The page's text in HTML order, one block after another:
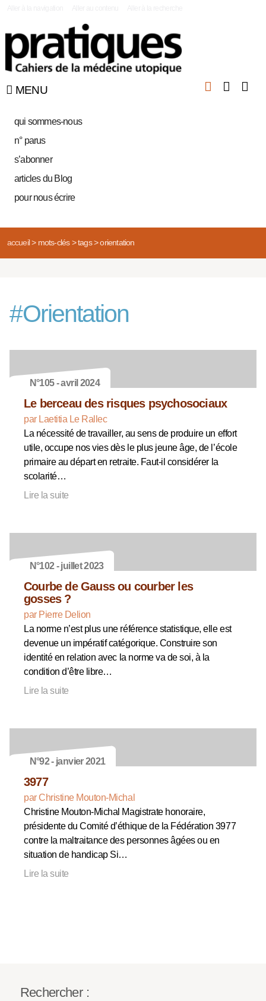
MENU
qui sommes-nous
n° parus
s’abonner
articles du Blog
pour nous écrire
accueil> mots-clés> tags> orientation
#Orientation
N°105 - avril 2024
Le berceau des risques psychosociaux
par Laetitia Le Rallec
La nécessité de travailler, au sens de produire un effort
utile, occupe nos vies dès le plus jeune âge, de l’école
primaire au départ en retraite. Faut-il considérer la
scolarité…
Lire la suite
N°102 - juillet 2023
Courbe de Gauss ou courber les
gosses ?
par Pierre Delion
La norme n’est plus une référence statistique, elle est
devenue un impératif catégorique. Construire son
identité en relation avec la norme va de soi, à la
condition d’être libre…
Lire la suite
N°92 - janvier 2021
3977
par Christine Mouton-Michal
Christine Mouton-Michal Magistrate honoraire,
présidente du Comité d’éthique de la Fédération 3977
contre la maltraitance des personnes âgées ou en
situation de handicap Si…
Lire la suite
Rechercher :